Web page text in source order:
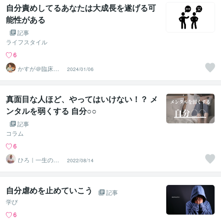
自分責めしてるあなたは大成長を遂げる可
能性がある
記事
ライフスタイル
6
かすが＠臨床心
理士／伸びしろ
づくり
2024/01/06
真面目な人ほど、やってはいけない！？ メ
ンタルを弱くする 自分○○
記事
コラム
6
ひろ｜一生の自
信を育てる心理
学の専門家
2022/08/14
自分虐めを止めていこう
記事
学び
6